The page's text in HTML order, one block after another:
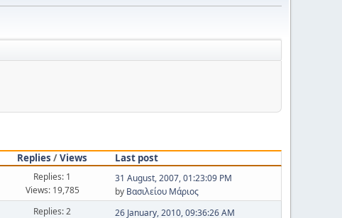
Replies /Views
Last post
Replies: 1
Views: 19,785
31 August, 2007, 01:23:09 PM
by Βασιλείου Μάριος
Replies: 2
26 January, 2010, 09:36:26 AM